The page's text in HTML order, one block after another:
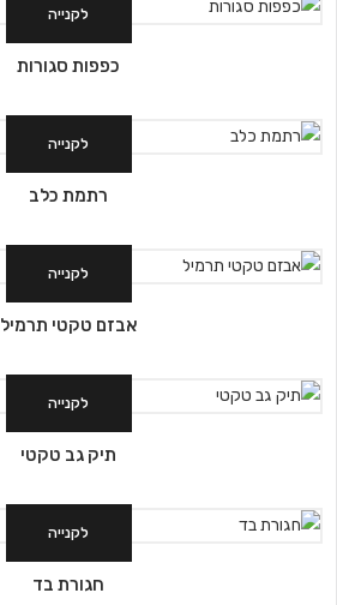
לקנייה
כפפות סגורות
לקנייה
רתמת כלב
לקנייה
אבזם טקטי תרמיל
לקנייה
תיק גב טקטי
לקנייה
חגורת בד